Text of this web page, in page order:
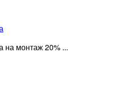
на монтаж 20% ...